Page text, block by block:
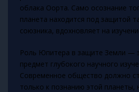
облака Оорта. Само осознание
планета находится под защитой
союзника, вдохновляет на
Роль Юпитера в защите Земли —
предмет глубокого научного
Современное общество должно
только к познанию этой планеты,